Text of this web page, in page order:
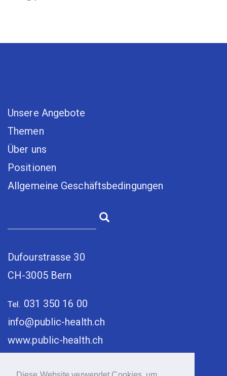
Unsere Angebote
Themen
Über uns
Positionen
Allgemeine Geschäftsbedingungen
Dufourstrasse 30
CH-3005 Bern
Tel. 031 350 16 00
info@public-health.ch
www.public-health.ch